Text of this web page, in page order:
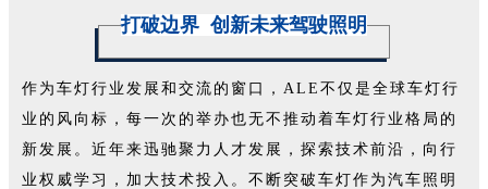
打破边界 创新未来驾驶照明
作为车灯行业发展和交流的窗口，ALE不仅是全球车灯行
业的风向标，每一次的举办也无不推动着车灯行业格局的
新发展。近年来迅驰聚力人才发展，探索技术前沿，向行
业权威学习，加大技术投入。不断突破车灯作为汽车照明